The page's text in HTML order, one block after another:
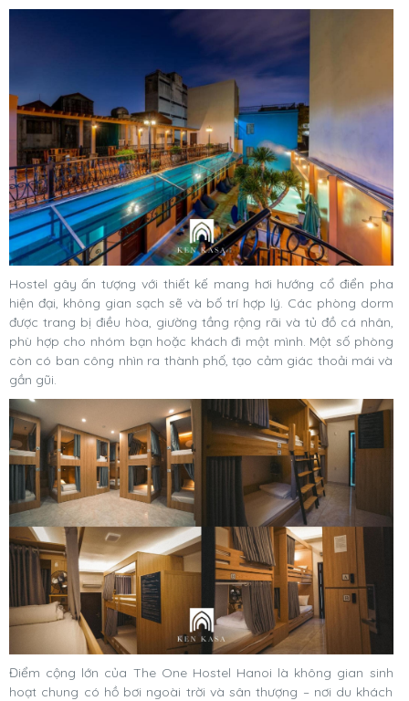
Hostel gây ấn tượng với thiết kế mang hơi hướng cổ điển pha
hiện đại, không gian sạch sẽ và bố trí hợp lý. Các phòng dorm
được trang bị điều hòa, giường tầng rộng rãi và tủ đồ cá nhân,
phù hợp cho nhóm bạn hoặc khách đi một mình. Một số phòng
còn có ban công nhìn ra thành phố, tạo cảm giác thoải mái và
gần gũi.
Điểm cộng lớn của The One Hostel Hanoi là không gian sinh
hoạt chung có hồ bơi ngoài trời và sân thượng – nơi du khách